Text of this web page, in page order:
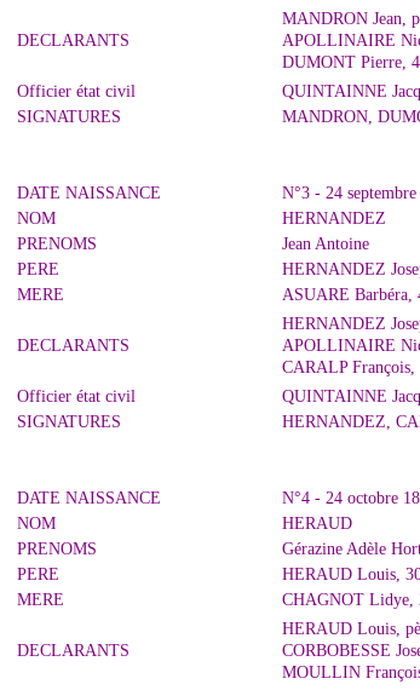
DECLARANTS
MANDRON Jean,
APOLLINAIRE
DUMONT Pierre,
Officier état civil
QUINTAINNE
SIGNATURES
MANDRON,
DATE NAISSANCE
N°3 - 24
NOM
HERNANDEZ
PRENOMS
Jean Antoine
PERE
HERNANDEZ
MERE
ASUARE Barbéra,
DECLARANTS
HERNANDEZ
APOLLINAIRE
CARALP François,
Officier état civil
QUINTAINNE
SIGNATURES
HERNANDEZ,
DATE NAISSANCE
N°4 - 24 octobre
NOM
HERAUD
PRENOMS
Gérazine Adèle
PERE
HERAUD Louis,
MERE
CHAGNOT Lidye,
DECLARANTS
HERAUD Louis,
CORBOBESSE
MOULLIN